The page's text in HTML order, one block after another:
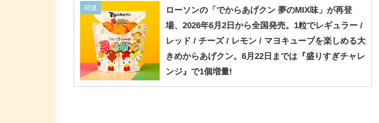
関連
ローソンの「でからあげクン 夢のMIX味」が再登
場、2026年6月2日から全国発売。1粒でレギュラー /
レッド / チーズ / レモン / マヨキューブを楽しめる大
きめからあげクン。6月22日までは『盛りすぎチャレ
ンジ』で1個増量!